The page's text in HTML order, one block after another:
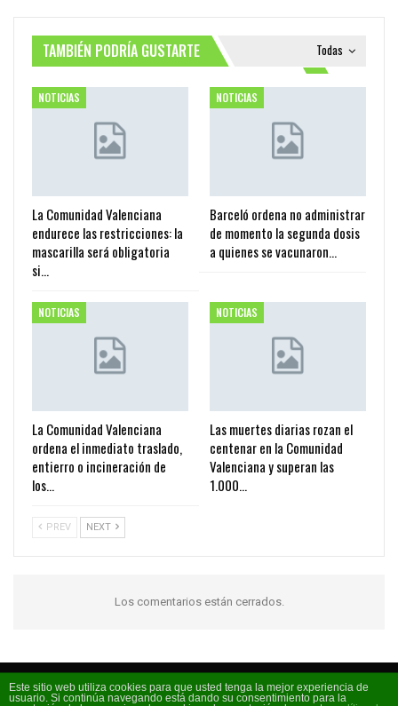
Todas
TAMBIÉN PODRÍA GUSTARTE
NOTICIAS
La Comunidad Valenciana
endurece las restricciones: la
mascarilla será obligatoria
si…
NOTICIAS
Barceló ordena no administrar
de momento la segunda dosis
a quienes se vacunaron…
NOTICIAS
La Comunidad Valenciana
ordena el inmediato traslado,
entierro o incineración de
los…
NOTICIAS
Las muertes diarias rozan el
centenar en la Comunidad
Valenciana y superan las
1.000…
PREV NEXT
Los comentarios están cerrados.
Este sitio web utiliza cookies para que usted tenga la mejor experiencia de
usuario. Si continúa navegando está dando su consentimiento para la